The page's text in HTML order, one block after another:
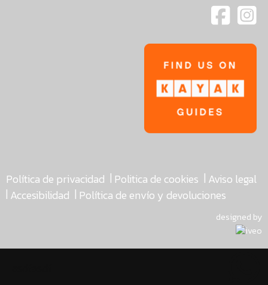
Política de privacidad | Politica de cookies | Aviso legal
| Accesibilidad | Política de envío y devoluciones
designed by